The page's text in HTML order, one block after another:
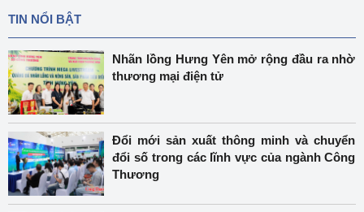
TIN NỔI BẬT
Nhãn lồng Hưng Yên mở rộng đầu ra nhờ
thương mại điện tử
Đổi mới sản xuất thông minh và chuyển
đổi số trong các lĩnh vực của ngành Công
Thương